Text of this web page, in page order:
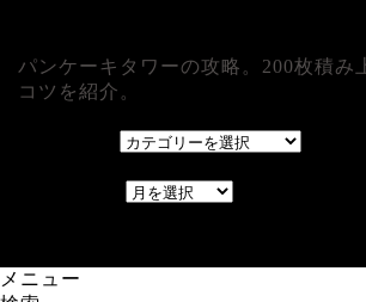
パンケーキタワーの攻略。200枚積み
コツを紹介。
メニュー